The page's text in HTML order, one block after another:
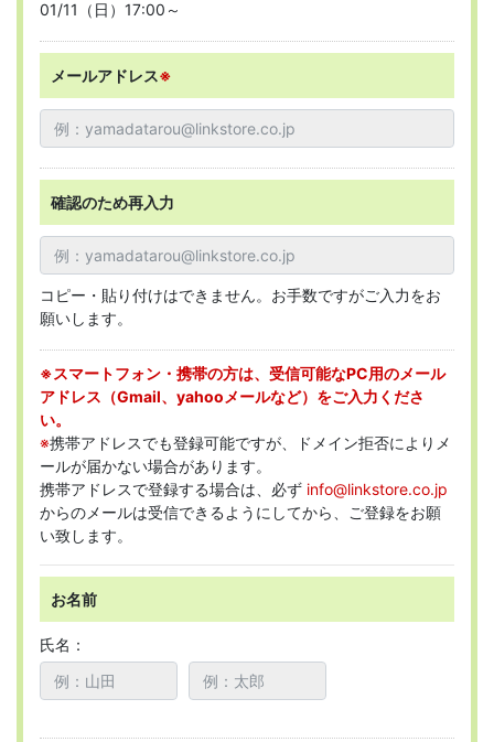
01/11（日）17:00～
メールアドレス※
確認のため再入力
コピー・貼り付けはできません。お手数ですがご入力をお
願いします。
※スマートフォン・携帯の方は、受信可能なPC用のメール
アドレス（Gmail、yahooメールなど）をご入力くださ
い。
※携帯アドレスでも登録可能ですが、ドメイン拒否によりメ
ールが届かない場合があります。
携帯アドレスで登録する場合は、必ず info@linkstore.co.jp
からのメールは受信できるようにしてから、ご登録をお願
い致します。
お名前
氏名：